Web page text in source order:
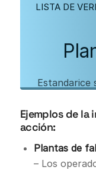
LISTA DE
Estandarice
lista de
autónomo.
PDF para
cómo
Ejemplos de la
acción:
Plantas de
– Los